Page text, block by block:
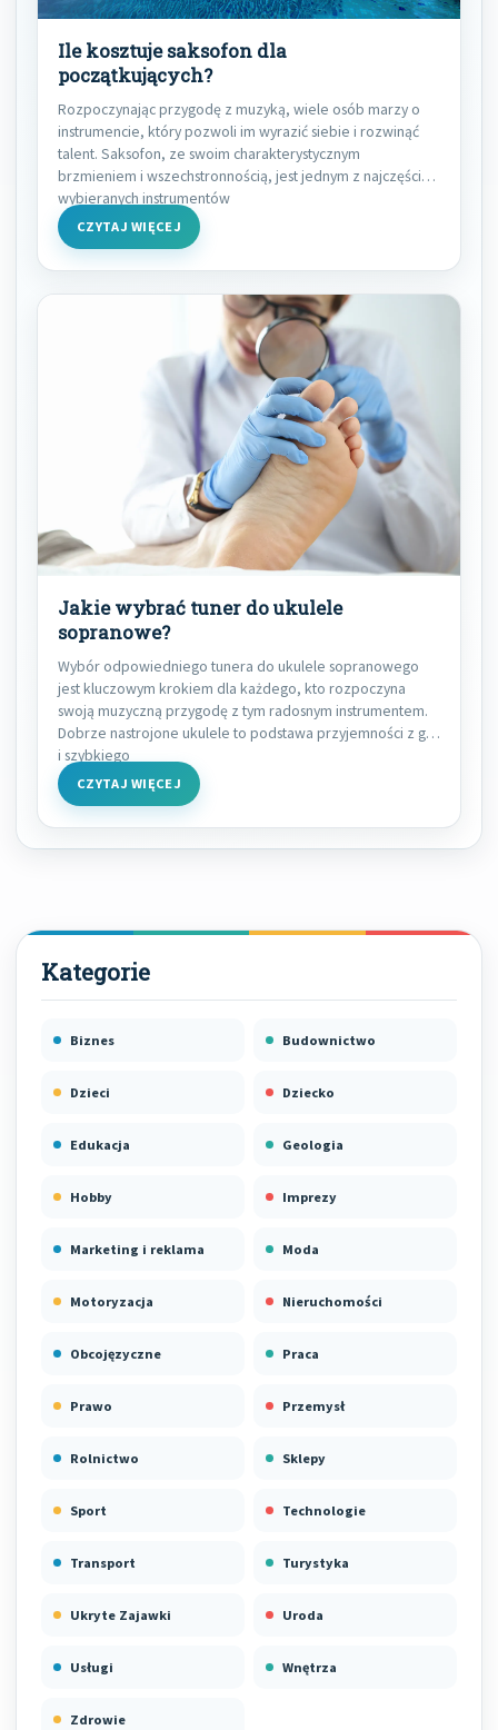
Ile kosztuje saksofon dla
początkujących?
Rozpoczynając przygodę z muzyką, wiele osób marzy o
instrumencie, który pozwoli im wyrazić siebie i rozwinąć
talent. Saksofon, ze swoim charakterystycznym
brzmieniem i wszechstronnością, jest jednym z najczęściej
wybieranych instrumentów
CZYTAJ WIĘCEJ
Jakie wybrać tuner do ukulele
sopranowe?
Wybór odpowiedniego tunera do ukulele sopranowego
jest kluczowym krokiem dla każdego, kto rozpoczyna
swoją muzyczną przygodę z tym radosnym instrumentem.
Dobrze nastrojone ukulele to podstawa przyjemności z gry
i szybkiego
CZYTAJ WIĘCEJ
Biznes Budownictwo
Dzieci Dziecko
Edukacja Geologia
Hobby Imprezy
Marketing i reklama Moda
Motoryzacja Nieruchomości
Obcojęzyczne Praca
Prawo Przemysł
Rolnictwo Sklepy
Sport Technologie
Transport Turystyka
Ukryte Zajawki Uroda
Usługi Wnętrza
Zdrowie